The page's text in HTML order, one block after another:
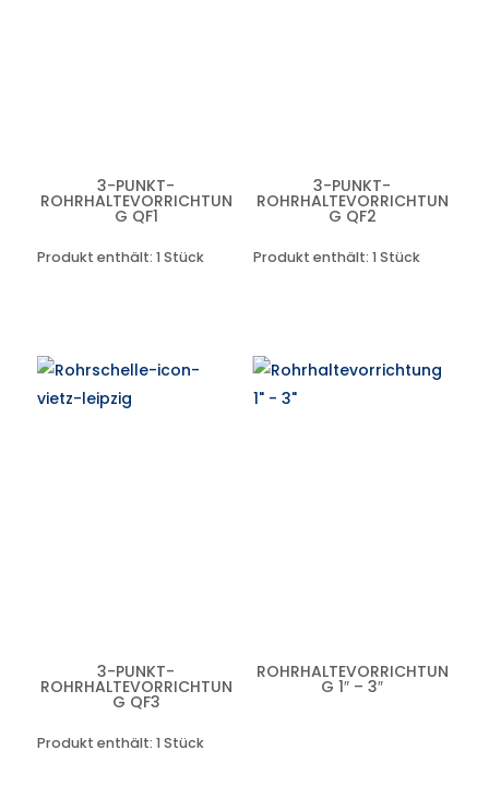
3-PUNKT-
ROHRHALTEVORRICHTUN
G QF1
Produkt enthält: 1 Stück
3-PUNKT-
ROHRHALTEVORRICHTUN
G QF2
Produkt enthält: 1 Stück
3-PUNKT-
ROHRHALTEVORRICHTUN
G QF3
Produkt enthält: 1 Stück
ROHRHALTEVORRICHTUN
G 1″ – 3″